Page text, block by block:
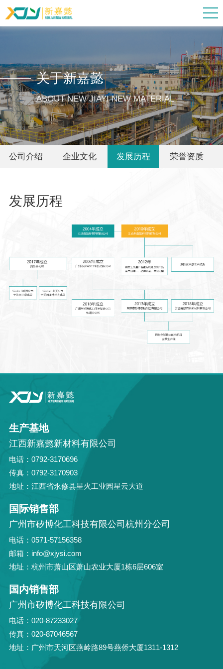
关于新嘉懿
ABOUT NEW JIAYI NEW MATERIAL
公司介绍 企业文化 发展历程 荣誉资质
发展历程
生产基地
江西新嘉懿新材料有限公司
电话：0792-3170696
传真：0792-3170903
地址：江西省永修县星火工业园星云大道
国际销售部
广州市矽博化工科技有限公司杭州分公司
电话：0571-57156358
邮箱：info@xjysi.com
地址：杭州市萧山区萧山农业大厦1栋6层606室
国内销售部
广州市矽博化工科技有限公司
电话：020-87233027
传真：020-87046567
地址：广州市天河区燕岭路89号燕侨大厦1311-1312